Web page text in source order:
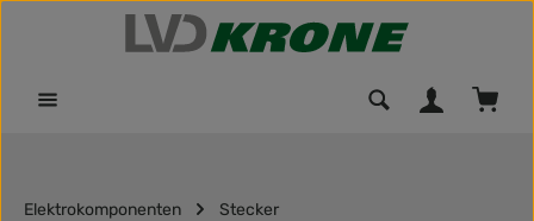
Zum Hauptinhalt springen
Elektrokomponenten Stecker